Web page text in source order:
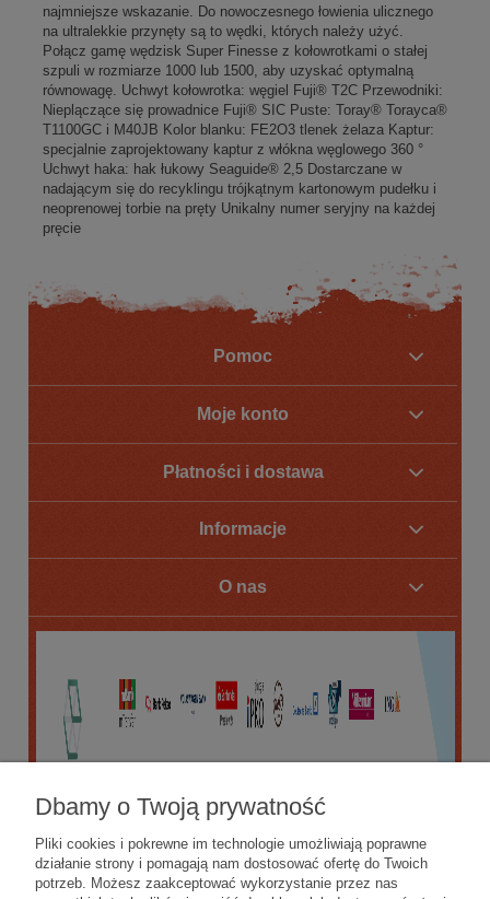
najmniejsze wskazanie. Do nowoczesnego łowienia ulicznego
na ultralekkie przynęty są to wędki, których należy użyć.
Połącz gamę wędzisk Super Finesse z kołowrotkami o stałej
szpuli w rozmiarze 1000 lub 1500, aby uzyskać optymalną
równowagę. Uchwyt kołowrotka: węgiel Fuji® T2C Przewodniki:
Nieplączące się prowadnice Fuji® SIC Puste: Toray® Torayca®
T1100GC i M40JB Kolor blanku: FE2O3 tlenek żelaza Kaptur:
specjalnie zaprojektowany kaptur z włókna węglowego 360 °
Uchwyt haka: hak łukowy Seaguide® 2,5 Dostarczane w
nadającym się do recyklingu trójkątnym kartonowym pudełku i
neoprenowej torbie na pręty Unikalny numer seryjny na każdej
pręcie
Pomoc
Moje konto
Płatności i dostawa
Informacje
O nas
Dbamy o Twoją prywatność
Pliki cookies i pokrewne im technologie umożliwiają poprawne
działanie strony i pomagają nam dostosować ofertę do Twoich
potrzeb. Możesz zaakceptować wykorzystanie przez nas